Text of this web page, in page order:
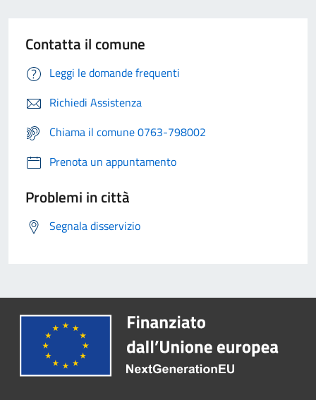
Contatta il comune
Leggi le domande frequenti
Richiedi Assistenza
Chiama il comune 0763-798002
Prenota un appuntamento
Problemi in città
Segnala disservizio